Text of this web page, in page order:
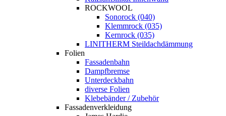
ROCKWOOL
Sonorock (040)
Klemmrock (035)
Kernrock (035)
LINITHERM Steildachdämmung
Folien
Fassadenbahn
Dampfbremse
Unterdeckbahn
diverse Folien
Klebebänder / Zubehör
Fassadenverkleidung